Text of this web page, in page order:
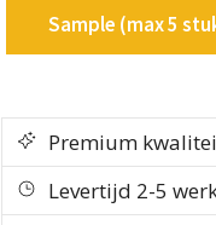
aantal
Sample (max 5
Premium
Levertijd 2-5